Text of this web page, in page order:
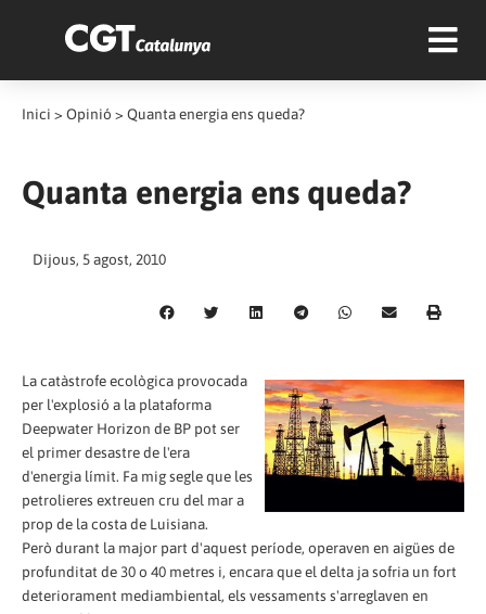
Inici > Opinió > Quanta energia ens queda?
Quanta energia ens queda?
Dijous, 5 agost, 2010
La catàstrofe ecològica provocada
per l'explosió a la plataforma
Deepwater Horizon de BP pot ser
el primer desastre de l'era
d'energia límit. Fa mig segle que les
petrolieres extreuen cru del mar a
prop de la costa de Luisiana.
Però durant la major part d'aquest període, operaven en aigües de
profunditat de 30 o 40 metres i, encara que el delta ja sofria un fort
deteriorament mediambiental, els vessaments s'arreglaven en